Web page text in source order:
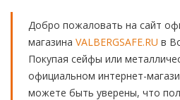
Добро пожаловать на сайт
магазина VALBERGSAFE.RU в
Покупая сейфы или
официальном интернет-
можете быть уверены, что